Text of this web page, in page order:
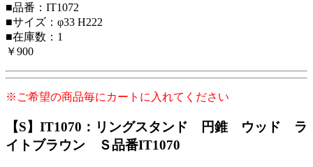
■品番：IT1072
■サイズ：φ33 H222
■在庫数：1
￥900
※ご希望の商品毎にカートに入れてください
【S】IT1070：リングスタンド 円錐 ウッド ラ
イトブラウン Ｓ品番IT1070